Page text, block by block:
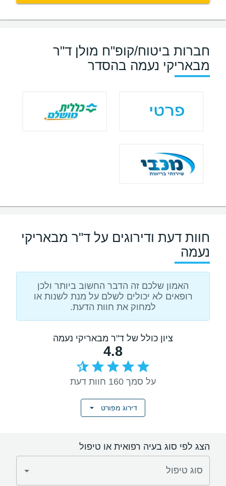
חברות ביטוח/קופ"ח מולן ד"ר
מבאריקי נעמה בהסדר
חוות דעת ודירוגים על ד"ר מבאריקי
נעמה
האמון שלכם זה הדבר החשוב ביותר ולכן
רופאים לא יכולים לשלם על מנת לשנות או
למחוק את חוות הדעת.
ציון כולל של ד"ר מבאריקי נעמה
4.8
על סמך 160 חוות דעת
דירוג מפורט
הצג לפי סוג בעיה רפואית או טיפול
סוג טיפול